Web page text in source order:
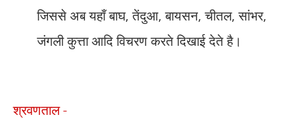
जिससे अब यहाँ बाघ,तेंदुआ,बायसन,चीतल,सांभर,
जंगली कुत्ता आदि विचरण करते दिखाई देते है।
श्रवणताल -